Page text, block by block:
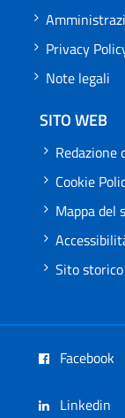
Privacy
Note legali
SITO WEB
Redazione
Cookie
Mappa del
Sito storico
Facebook
Linkedin